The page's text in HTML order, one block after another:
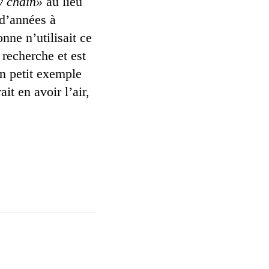
à
n’utilisait ce
et est
petit exemple
en avoir l’air,